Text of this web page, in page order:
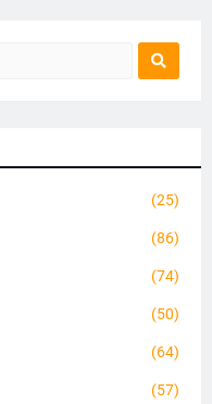
(25)
(86)
(74)
(50)
(64)
(57)